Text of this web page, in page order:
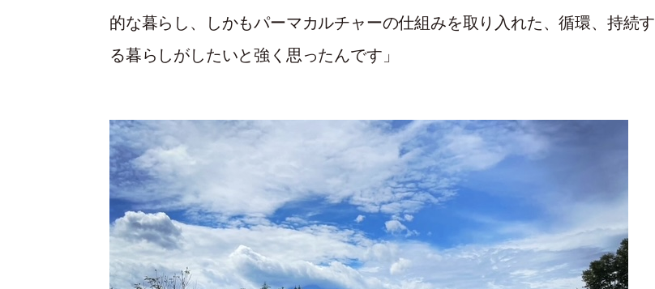
的な暮らし、しかもパーマカルチャーの仕組みを取り入れた、循環、持続す
る暮らしがしたいと強く思ったんです」